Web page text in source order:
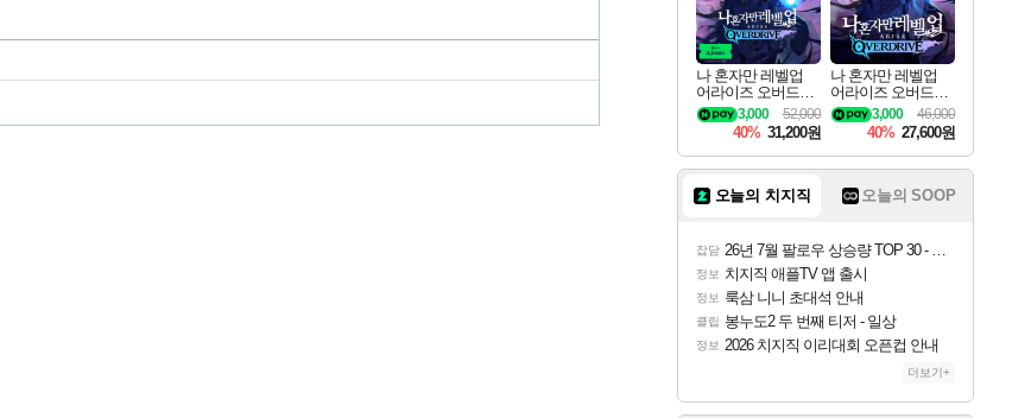
나 혼자만 레벨업
어라이즈 오버드라
이브 디럭스 에디션
Solo Leveling Arise
Overdrive Deluxe Edi
tion
52,000
3,000
40% 31,200원
나 혼자만 레벨업
어라이즈 오버드라
이브 Solo Leveling A
rise
46,000
3,000
40% 27,600원
오늘의 치지직 오늘의 SOOP
잡담 26년 7월 팔로우 상승량 TOP 30 - 월간 치지직
정보 치지직 애플TV 앱 출시
정보 룩삼 니니 초대석 안내
클립 봉누도2 두 번째 티저 - 일상
정보 2026 치지직 이리대회 오픈컵 안내
더보기+